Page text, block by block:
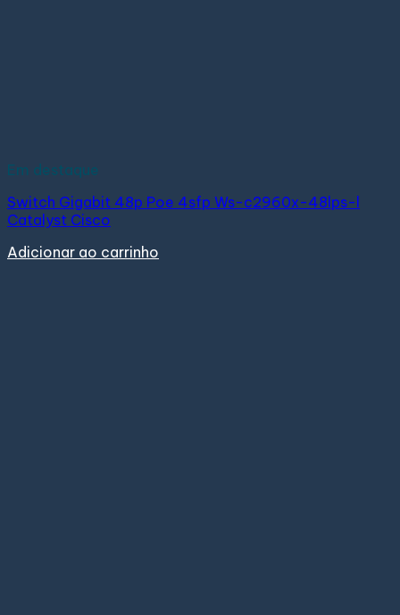
Em destaque
Switch Gigabit 48p Poe 4sfp Ws-c2960x-48lps-l
Catalyst Cisco
Adicionar ao carrinho